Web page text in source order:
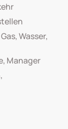
Wasser,
Manager